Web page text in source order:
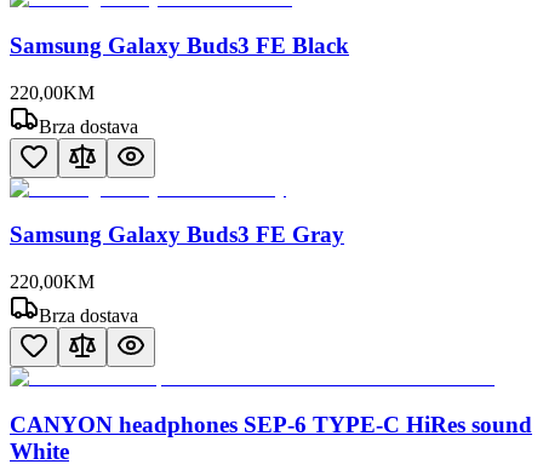
Samsung Galaxy Buds3 FE Black
220,00KM
Brza dostava
Samsung Galaxy Buds3 FE Gray
220,00KM
Brza dostava
CANYON headphones SEP-6 TYPE-C HiRes sound
White